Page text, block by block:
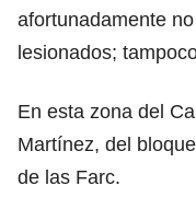
afortunadamente
lesionados;
En esta zona del
Martínez, del
de las Farc.